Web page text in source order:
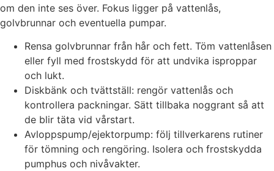
om den inte ses över. Fokus ligger på vattenlås,
golvbrunnar och eventuella pumpar.
Rensa golvbrunnar från hår och fett. Töm vattenlåsen
eller fyll med frostskydd för att undvika isproppar
och lukt.
Diskbänk och tvättställ: rengör vattenlås och
kontrollera packningar. Sätt tillbaka noggrant så att
de blir täta vid vårstart.
Avloppspump/ejektorpump: följ tillverkarens rutiner
för tömning och rengöring. Isolera och frostskydda
pumphus och nivåvakter.